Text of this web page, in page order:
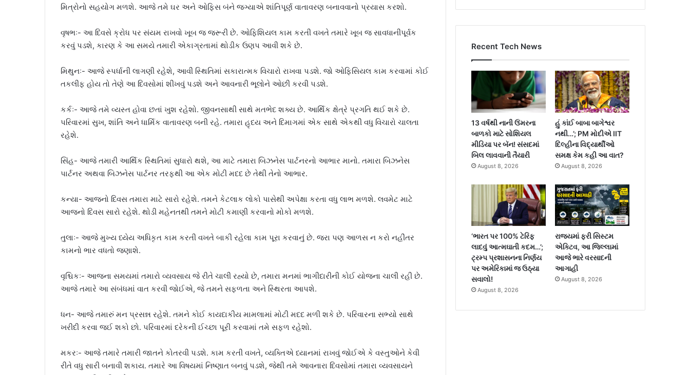
મિત્રોનો સહયોગ મળશે. આજે તમે ઘર અને ઓફિસ બંને જગ્યાએ શાંતિપૂર્ણ વાતાવરણ બનાવવાનો પ્રયાસ કરશો.
વૃષભઃ- આ દિવસે ક્રોધ પર સંયમ રાખવો ખૂબ જ જરૂરી છે. ઓફિશિયલ કામ કરતી વખતે તમારે ખૂબ જ સાવધાનીપૂર્વક
કરવું પડશે, કારણ કે આ સમયે તમારી એકાગ્રતામાં થોડીક ઉણપ આવી શકે છે.
મિથુનઃ- આજે સ્પર્ધાની લાગણી રહેશે, આવી સ્થિતિમાં સકારાત્મક વિચારો રાખવા પડશે. જો ઓફિસિયલ કામ કરવામાં કોઈ
તકલીફ હોય તો તેણે આ દિવસોમાં શીખવું પડશે અને આવનારી ભૂલોને ઓછી કરવી પડશે.
કર્કઃ- આજે તમે વ્યસ્ત હોવા છતાં ખુશ રહેશો. જીવનસાથી સાથે મતભેદ શક્ય છે. આર્થિક ક્ષેત્રે પ્રગતિ થઈ શકે છે.
પરિવારમાં સુખ, શાંતિ અને ધાર્મિક વાતાવરણ બની રહે. તમારા હૃદય અને દિમાગમાં એક સાથે એકથી વધુ વિચારો ચાલતા
રહેશે.
સિંહ- આજે તમારી આર્થિક સ્થિતિમાં સુધારો થશે, આ માટે તમારા બિઝનેસ પાર્ટનરનો આભાર માનો. તમારા બિઝનેસ
પાર્ટનર અથવા બિઝનેસ પાર્ટનર તરફથી આ એક મોટી મદદ છે તેથી તેનો આભાર.
કન્યા- આજનો દિવસ તમારા માટે સારો રહેશે. તમને કેટલાક લોકો પાસેથી અપેક્ષા કરતા વધુ લાભ મળશે. લવમેટ માટે
આજનો દિવસ સારો રહેશે. થોડી મહેનતથી તમને મોટી કમાણી કરવાનો મોકો મળશે.
તુલાઃ- આજે મુખ્ય ધ્યેય અધિકૃત કામ કરતી વખતે બાકી રહેલા કામ પૂરા કરવાનું છે. જરા પણ આળસ ન કરો નહીંતર
કામનો ભાર વધતો જણાશે.
વૃશ્ચિકઃ- આજના સમયમાં તમારો વ્યવસાય જે રીતે ચાલી રહ્યો છે, તમારા મનમાં ભાગીદારીની કોઈ યોજના ચાલી રહી છે.
આજે તમારે આ સંબંધમાં વાત કરવી જોઈએ, જે તમને સફળતા અને સ્થિરતા આપશે.
ધન- આજે તમારું મન પ્રસન્ન રહેશે. તમને કોઈ કાયદાકીય મામલામાં મોટી મદદ મળી શકે છે. પરિવારના સભ્યો સાથે
ખરીદી કરવા જઈ શકો છો. પરિવારમાં દરેકની ઈચ્છા પૂરી કરવામાં તમે સફળ રહેશો.
મકરઃ- આજે તમારે તમારી જાતને કોતરવી પડશે. કામ કરતી વખતે, વ્યક્તિએ ધ્યાનમાં રાખવું જોઈએ કે વસ્તુઓને કેવી
રીતે વધુ સારી બનાવી શકાય. તમારે આ વિષયમાં નિષ્ણાત બનવું પડશે, જેથી તમે આવનારા દિવસોમાં તમારા વ્યવસાયને
Recent Tech News
13 વર્ષથી નાની ઉંમરના
બાળકો માટે સોશિયલ
મીડિયા પર બૅન! સંસદમાં
બિલ લાવવાની તૈયારી
August 8, 2026
હું કાંઈ બાબા બાગેશ્વર
નથી…’; PM મોદીએ IIT
દિલ્હીના વિદ્યાર્થીઓ
સમક્ષ કેમ કહી આ વાત?
August 8, 2026
‘ભારત પર 100% ટેરિફ
લાદવું આત્મઘાતી કદમ…’;
ટ્રમ્પ પ્રશાસનના નિર્ણય
પર અમેરિકામાં જ ઉઠ્યા
સવાલો!
August 8, 2026
રાજ્યમાં ફરી સિસ્ટમ
એક્ટિવ, આ જિલ્લામાં
આજે ભારે વરસાદની
આગાહી
August 8, 2026